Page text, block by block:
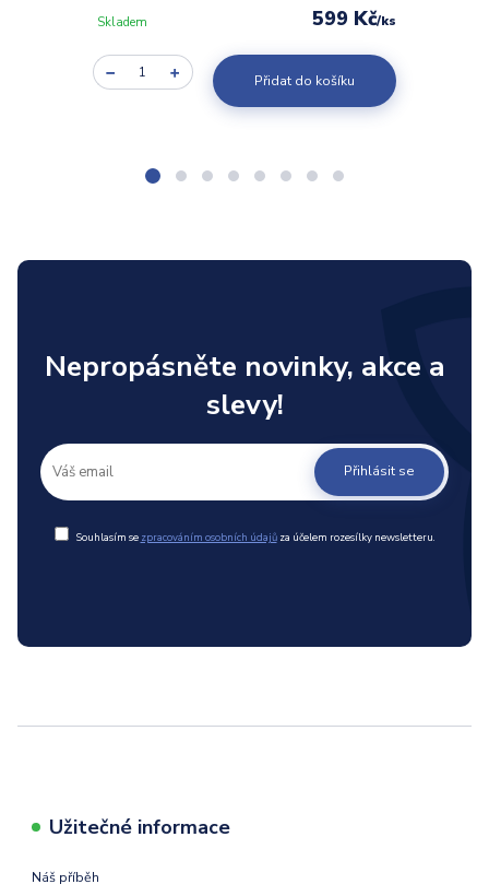
599 Kč/ks
Skladem
Přidat do košíku
Nepropásněte novinky, akce a
slevy!
Přihlásit se
Souhlasím se zpracováním osobních údajůza účelem rozesílky newsletteru.
Užitečné informace
Náš příběh